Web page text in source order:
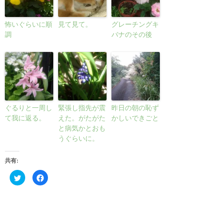
怖いぐらいに順
調
見て見て。
グレーチングキ
バナのその後
ぐるりと一周し
て我に返る。
緊張し指先が震
えた。がたがた
と病気かとおも
うぐらいに。
昨日の朝の恥ず
かしいできごと
共有:
ク
リ
F
a